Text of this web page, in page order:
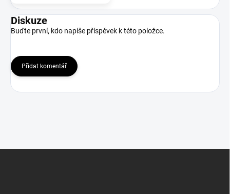
Diskuze
Buďte první, kdo napíše příspěvek k této položce.
Přidat komentář